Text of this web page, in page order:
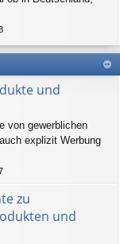
und
von gewerblichen
explizit Werbung
zu
und